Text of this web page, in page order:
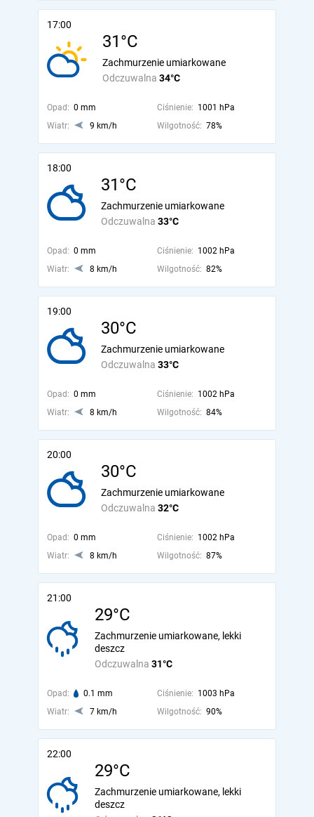
17:00
31°C
Odczuwalna 34°C
Zachmurzenie umiarkowane
Opad: 0 mm Ciśnienie: 1001 hPa
Wiatr:
9 km/h Wilgotność: 78%
18:00
31°C
Odczuwalna 33°C
Zachmurzenie umiarkowane
Opad: 0 mm Ciśnienie: 1002 hPa
Wiatr:
8 km/h Wilgotność: 82%
19:00
30°C
Odczuwalna 33°C
Zachmurzenie umiarkowane
Opad: 0 mm Ciśnienie: 1002 hPa
Wiatr:
8 km/h Wilgotność: 84%
20:00
30°C
Odczuwalna 32°C
Zachmurzenie umiarkowane
Opad: 0 mm Ciśnienie: 1002 hPa
Wiatr:
8 km/h Wilgotność: 87%
21:00
29°C
Odczuwalna 31°C
Zachmurzenie umiarkowane, lekki
deszcz
Opad: 0.1 mm Ciśnienie: 1003 hPa
Wiatr:
7 km/h Wilgotność: 90%
22:00
29°C
Zachmurzenie umiarkowane, lekki
deszcz